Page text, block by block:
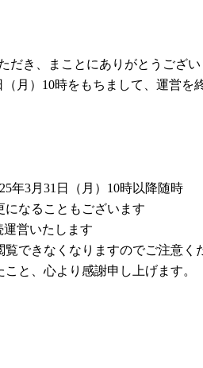
だき、まことにありがとうござい
月）10時をもちまして、運営を
年3月31日（月）10時以降随時
なることもございます
営いたします
できなくなりますのでご注意く
と、心より感謝申し上げます。